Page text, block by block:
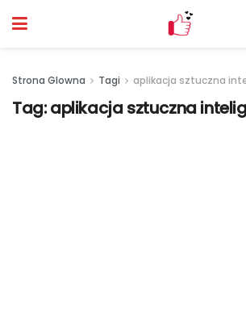
Strona Glowna Tagi aplikacja sztuczna
Tag:aplikacja sztuczna